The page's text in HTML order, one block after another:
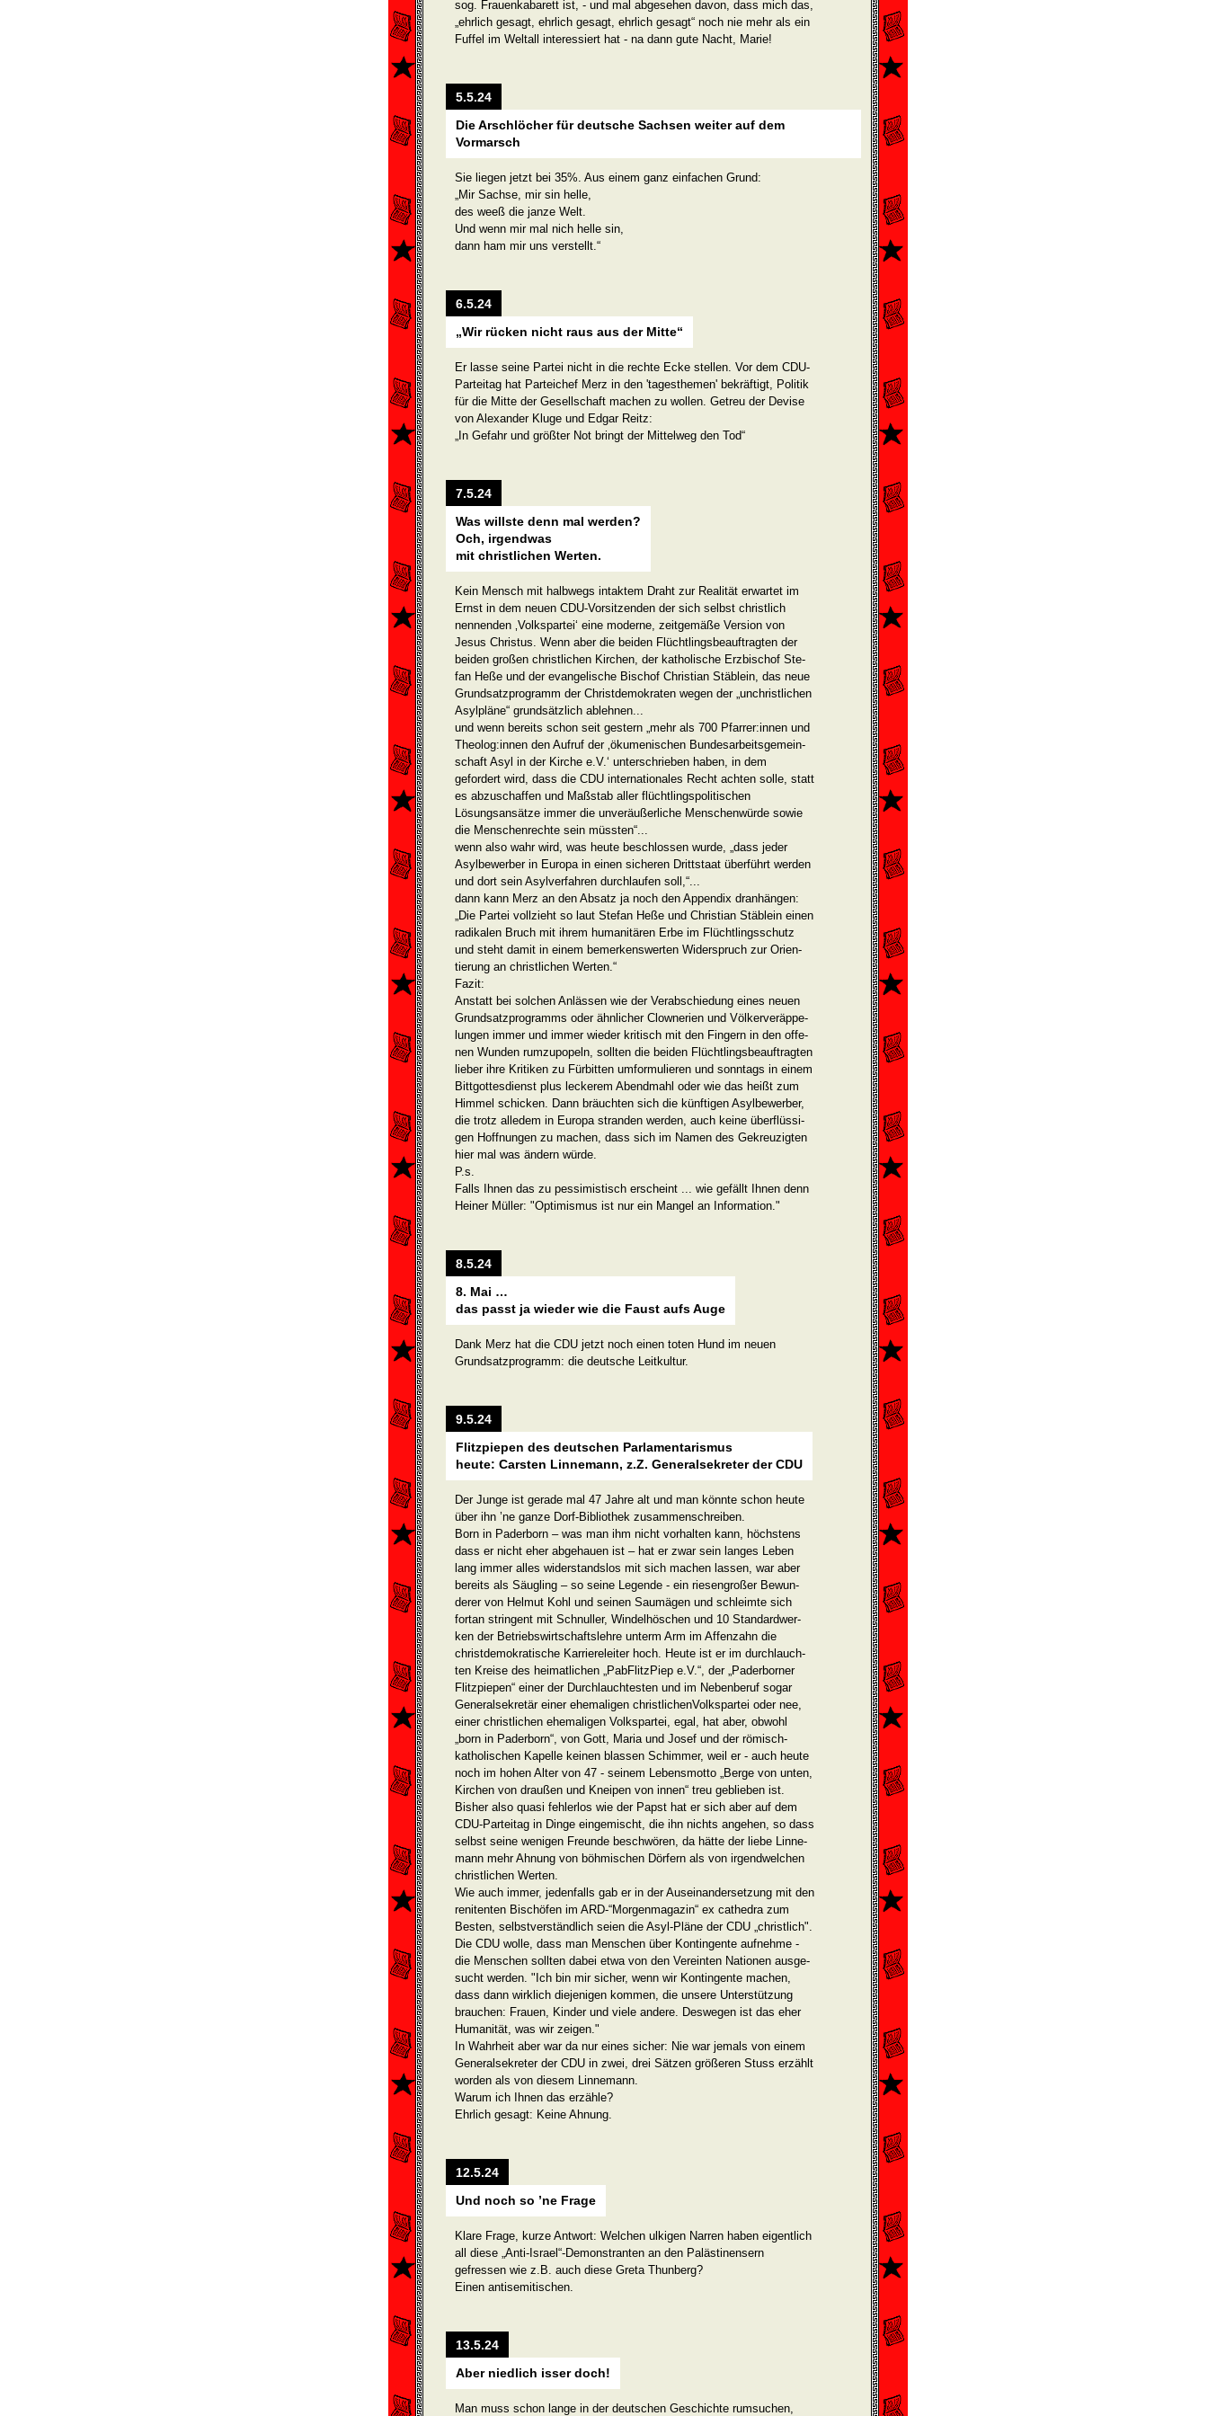
sog. Frauenkabarett ist, - und mal abgesehen davon, dass mich das,
„ehrlich gesagt, ehrlich gesagt, ehrlich gesagt“ noch nie mehr als ein
Fuffel im Weltall interessiert hat - na dann gute Nacht, Marie!
5.5.24
Die Arschlöcher für deutsche Sachsen weiter auf dem
Vormarsch
Sie liegen jetzt bei 35%. Aus einem ganz einfachen Grund:
„Mir Sachse, mir sin helle,
des weeß die janze Welt.
Und wenn mir mal nich helle sin,
dann ham mir uns verstellt.“
6.5.24
„Wir rücken nicht raus aus der Mitte“
Er lasse seine Partei nicht in die rechte Ecke stellen. Vor dem CDU-
Parteitag hat Parteichef Merz in den 'tagesthemen' bekräftigt, Politik
für die Mitte der Gesellschaft machen zu wollen. Getreu der Devise
von Alexander Kluge und Edgar Reitz:
„In Gefahr und größter Not bringt der Mittelweg den Tod“
7.5.24
Was willste denn mal werden?
Och, irgendwas
mit christlichen Werten.
Kein Mensch mit halbwegs intaktem Draht zur Realität erwartet im
Ernst in dem neuen CDU-Vorsitzenden der sich selbst christlich
nennenden ‚Volkspartei‘ eine moderne, zeitgemäße Version von
Jesus Christus. Wenn aber die beiden Flüchtlingsbeauftragten der
beiden großen christlichen Kirchen, der katholische Erzbischof Ste­
fan Heße und der evange­lische Bischof Christian Stäblein, das neue
Grundsatzprogramm der Christdemokraten wegen der „unchristlichen
Asylpläne“ grund­sätzlich ablehnen...
und wenn bereits schon seit gestern „mehr als 700 Pfarrer:innen und
Theolog:innen den Aufruf der ‚ökumenischen Bundesarbeitsgemein­
schaft Asyl in der Kirche e.V.‘ unterschrieben haben, in dem
gefordert wird, dass die CDU internationales Recht achten solle, statt
es abzu­schaffen und Maßstab aller flüchtlingspolitischen
Lösungsansätze immer die unveräußerliche Menschenwürde sowie
die Menschen­rech­te sein müssten“...
wenn also wahr wird, was heute beschlossen wurde, „dass jeder
Asylbewerber in Europa in einen sicheren Drittstaat überführt werden
und dort sein Asylverfahren durchlaufen soll,“...
dann kann Merz an den Absatz ja noch den Appendix dranhängen:
„Die Partei vollzieht so laut Stefan Heße und Christian Stäblein einen
radikalen Bruch mit ihrem humanitären Erbe im Flüchtlingsschutz
und steht damit in einem bemerkenswerten Widerspruch zur Orien­
tierung an christlichen Werten.“
Fazit:
Anstatt bei solchen Anlässen wie der Verabschiedung eines neuen
Grundsatzprogramms oder ähnlicher Clownerien und Völkerveräppe­
lungen immer und immer wieder kritisch mit den Fingern in den offe­
nen Wunden rumzupopeln, sollten die beiden Flüchtlingsbeauftragten
lieber ihre Kritiken zu Fürbitten umformulieren und sonntags in einem
Bittgottesdienst plus leckerem Abendmahl oder wie das heißt zum
Himmel schicken. Dann bräuchten sich die künf­tigen Asylbewerber,
die trotz alledem in Europa stranden werden, auch keine überflüssi­
gen Hoffnungen zu machen, dass sich im Namen des Gekreuzigten
hier mal was ändern würde.
P.s.
Falls Ihnen das zu pessimistisch erscheint ... wie gefällt Ihnen denn
Heiner Müller: "Optimismus ist nur ein Mangel an Information."
8.5.24
8. Mai …
das passt ja wieder wie die Faust aufs Auge
Dank Merz hat die CDU jetzt noch einen toten Hund im neuen
Grundsatzprogramm: die deutsche Leitkultur.
9.5.24
Flitzpiepen des deutschen Parlamentarismus
heute: Carsten Linnemann, z.Z. Generalsekreter der CDU
Der Junge ist gerade mal 47 Jahre alt und man könnte schon heute
über ihn ’ne ganze Dorf-Bibliothek zusammenschreiben.
Born in Paderborn – was man ihm nicht vorhalten kann, höchstens
dass er nicht eher abgehauen ist – hat er zwar sein langes Leben
lang immer alles widerstandslos mit sich machen lassen, war aber
bereits als Säugling – so seine Legende - ein riesengroßer Bewun­
derer von Helmut Kohl und seinen Saumägen und schleimte sich
fortan stringent mit Schnuller, Windelhöschen und 10 Standardwer­
ken der Betriebswirtschaftslehre unterm Arm im Affenzahn die
christdemokratische Karriereleiter hoch. Heute ist er im durchlauch­
ten Kreise des heimatlichen „PabFlitzPiep e.V.“, der „Paderborner
Flitzpiepen“ einer der Durchlauchtesten und im Nebenberuf sogar
Generalsekretär einer ehemaligen christlichenVolkspartei oder nee,
einer christlichen ehemaligen Volkspartei, egal, hat aber, obwohl
„born in Paderborn“, von Gott, Maria und Josef und der römisch-
katholischen Kapelle keinen blassen Schimmer, weil er - auch heute
noch im hohen Alter von 47 - seinem Lebensmotto „Berge von unten,
Kirchen von draußen und Kneipen von innen“ treu geblieben ist.
Bisher also quasi fehlerlos wie der Papst hat er sich aber auf dem
CDU-Parteitag in Dinge eingemischt, die ihn nichts angehen, so dass
selbst seine wenigen Freunde beschwören, da hätte der liebe Linne­
mann mehr Ahnung von böhmischen Dörfern als von irgendwelchen
christlichen Werten.
Wie auch immer, jedenfalls gab er in der Auseinandersetzung mit den
renitenten Bischöfen im ARD-“Morgenmagazin“ ex cathedra zum
Besten, selbstverständlich seien die Asyl-Pläne der CDU „christlich".
Die CDU wolle, dass man Menschen über Kontingente aufnehme -
die Menschen sollten dabei etwa von den Vereinten Nationen ausge­
sucht werden. "Ich bin mir sicher, wenn wir Kontingente machen,
dass dann wirklich diejenigen kommen, die unsere Unterstützung
brauchen: Frauen, Kinder und viele andere. Deswegen ist das eher
Humanität, was wir zeigen."
In Wahrheit aber war da nur eines sicher: Nie war jemals von einem
Generalsekreter der CDU in zwei, drei Sätzen größeren Stuss erzählt
worden als von diesem Linnemann.
Warum ich Ihnen das erzähle?
Ehrlich gesagt: Keine Ahnung.
12.5.24
Und noch so ’ne Frage
Klare Frage, kurze Antwort: Welchen ulkigen Narren haben eigentlich
all diese „Anti-Israel“-Demonstranten an den Palästinensern
gefressen wie z.B. auch diese Greta Thunberg?
Einen antisemitischen.
13.5.24
Aber niedlich isser doch!
Man muss schon lange in der deutschen Geschichte rumsuchen,